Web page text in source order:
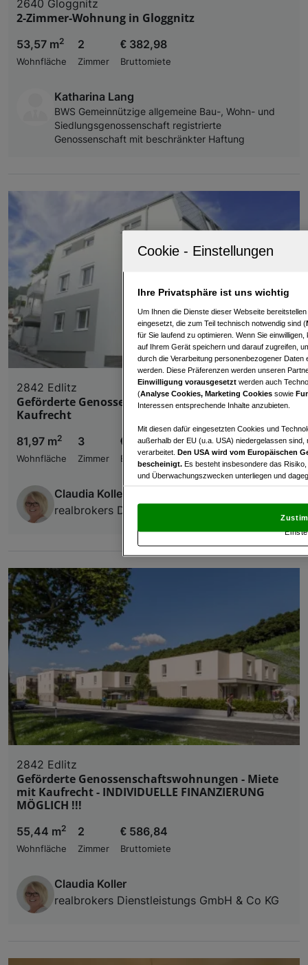
2640 Gloggnitz
2-Zimmer-Wohnung in Gloggnitz
53,57 m2
Wohnfläche
2
Zimmer
€ 382,98
Bruttomiete
Katharina Lang
BWS Gemeinnützige allgemeine Bau-, Wohn- und
Siedlungsgenossenschaft registrierte
Genossenschaft mit beschränkter Haftung
2842 Edlitz
Geförderte Genossenschaftswohnung - Miete mit
Kaufrecht
81,97 m2
Wohnfläche
3
Zimmer
€ 769,81
Bruttomiete
Claudia Koller
realbrokers Dienstleistungs GmbH & Co KG
2842 Edlitz
Geförderte Genossenschaftswohnungen - Miete
mit Kaufrecht - INDIVIDUELLE FINANZIERUNG
MÖGLICH !!!
55,44 m2
Wohnfläche
2
Zimmer
€ 586,84
Bruttomiete
Claudia Koller
realbrokers Dienstleistungs GmbH & Co KG
Ihre Privatsphäre ist uns wichtig
Um Ihnen die Dienste dieser Webseite
eingesetzt, die zum Teil technisch notwendig sind (
für Sie laufend zu optimieren. Wenn Sie
auf Ihrem Gerät speichern und darauf zugreifen,
durch die Verarbeitung personenbezogener
werden. Diese Präferenzen werden unseren
Einwilligung vorausgesetzt werden auch
(Analyse Cookies, Marketing Cookies sowie
Interessen entsprechende Inhalte anzubieten.
Mit diesen dafür eingesetzten Cookies und
außerhalb der EU (u.a. USA) niedergelassen
verarbeitet. Den USA wird vom Europäischen
bescheinigt. Es besteht insbesondere das
und Überwachungszwecken unterliegen und
und Widerspruch gegen die Verarbeitung auf der
„Cookie Einstellungen“, die sich auf jeder Seite
und der Performance von Inhalten,
Liste der Partner (Lieferanten)